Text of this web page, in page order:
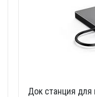
Док станция